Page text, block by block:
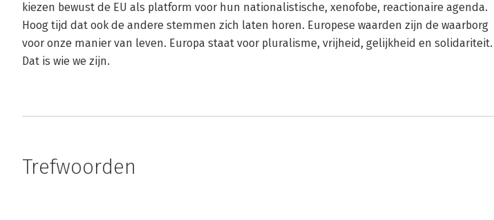
kiezen bewust de EU als platform voor hun nationalistische, xenofobe, reactionaire agenda.
Hoog tijd dat ook de andere stemmen zich laten horen. Europese waarden zijn de waarborg
voor onze manier van leven. Europa staat voor pluralisme, vrijheid, gelijkheid en solidariteit.
Dat is wie we zijn.
Trefwoorden